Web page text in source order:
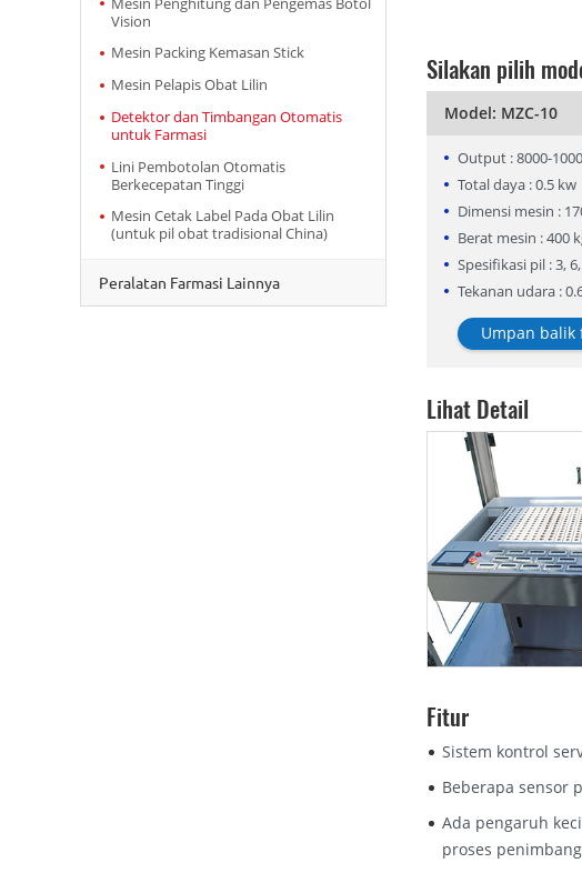
Silakan pilih
Model: MZC-10
Output : 8000-
Total daya : 0.5 kw
Dimensi mesin :
Berat mesin : 400
Spesifikasi pil : 3,
Tekanan udara :
Umpan
Lihat Detail
Fitur
Sistem kontrol
Beberapa sensor
Ada pengaruh
proses
Vision
Mesin Packing Kemasan Stick
Mesin Pelapis Obat Lilin
Detektor dan Timbangan Otomatis
untuk Farmasi
Lini Pembotolan Otomatis
Berkecepatan Tinggi
Mesin Cetak Label Pada Obat Lilin
(untuk pil obat tradisional China)
Peralatan Farmasi Lainnya